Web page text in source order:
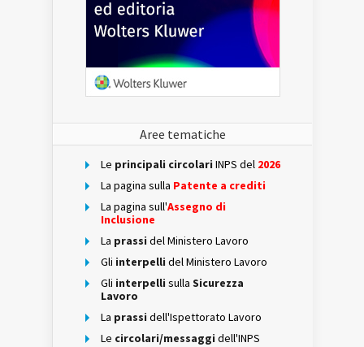
Aree tematiche
Le principali circolari INPS del 2026
La pagina sulla Patente a crediti
La pagina sull'Assegno di
Inclusione
La prassi del Ministero Lavoro
Gli interpelli del Ministero Lavoro
Gli interpelli sulla Sicurezza
Lavoro
La prassi dell'Ispettorato Lavoro
Le circolari/messaggi dell'INPS